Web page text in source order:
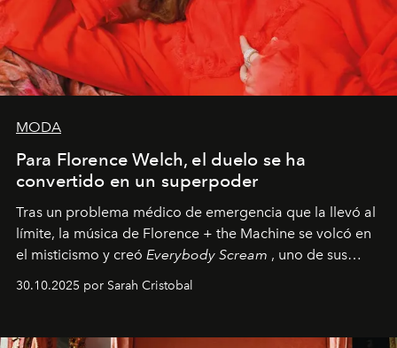
MODA
Para Florence Welch, el duelo se ha
convertido en un superpoder
Tras un problema médico de emergencia que la llevó al
límite, la música de Florence + the Machine se volcó en
el misticismo y creó Everybody Scream , uno de sus
30.10.2025 por Sarah Cristobal